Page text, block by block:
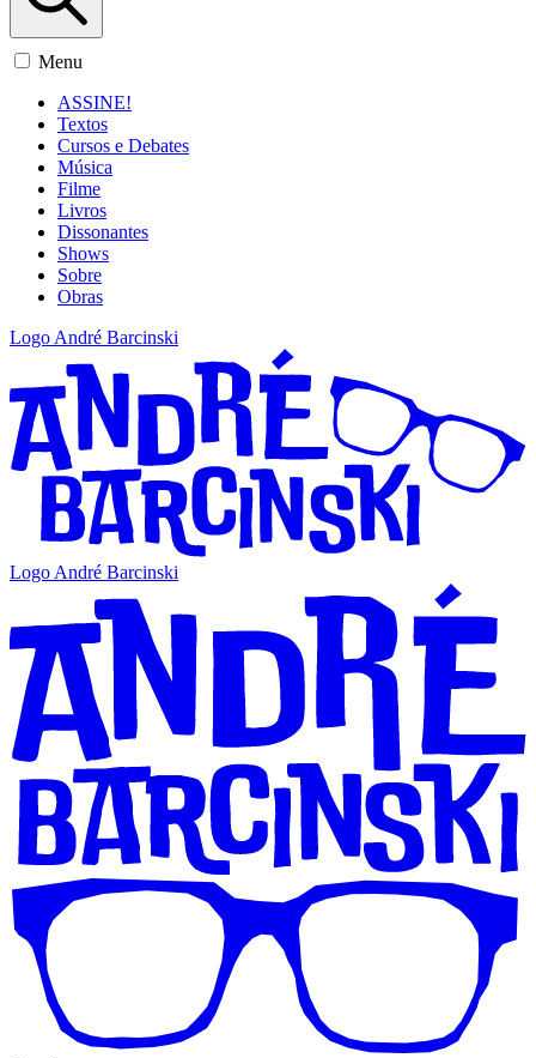
Menu
ASSINE!
Textos
Cursos e Debates
Música
Filme
Livros
Dissonantes
Shows
Sobre
Obras
Logo André Barcinski
Logo André Barcinski